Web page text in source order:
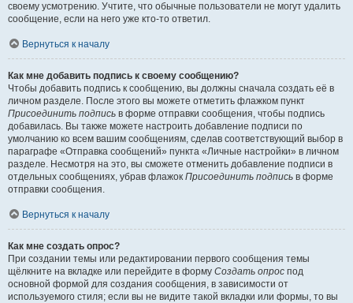
своему усмотрению. Учтите, что обычные пользователи не могут удалить
сообщение, если на него уже кто-то ответил.
Вернуться к началу
Как мне добавить подпись к своему сообщению?
Чтобы добавить подпись к сообщению, вы должны сначала создать её в
личном разделе. После этого вы можете отметить флажком пункт
Присоединить подпись в форме отправки сообщения, чтобы подпись
добавилась. Вы также можете настроить добавление подписи по
умолчанию ко всем вашим сообщениям, сделав соответствующий выбор в
параграфе «Отправка сообщений» пункта «Личные настройки» в личном
разделе. Несмотря на это, вы сможете отменить добавление подписи в
отдельных сообщениях, убрав флажок Присоединить подпись в форме
отправки сообщения.
Вернуться к началу
Как мне создать опрос?
При создании темы или редактировании первого сообщения темы
щёлкните на вкладке или перейдите в форму Создать опрос под
основной формой для создания сообщения, в зависимости от
используемого стиля; если вы не видите такой вкладки или формы, то вы